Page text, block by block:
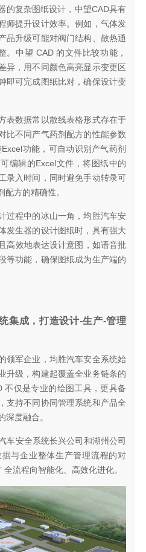
的复杂图纸设计，中望CAD具有
师提升设计效率。例如，气体发
品升级可能对阀门结构、散热通
。中望 CAD 的文件比较功能，
异，用不同颜色高亮显示变更区
即可完成图纸比对，确保设计变
表数据常以散线表格形式存在于
比不同产气药剂配方的性能参数
功能，可自动识别产气药剂
编辑的Excel文件，将图纸中的
录入时间，同时避免手动转录可
方的精确性。
过程中的冰山一角，均胜汽车安
发生器的设计图纸时，具有强大
高效地表达设计意图，如语音批
等功能，确保图纸成为生产端的
集成，打造设计-生产-管理
领军企业，均胜汽车安全系统始
升级，构建起覆盖全业务链条的
不仅是专业的绘图工具，更具备
支持不同协同管理系统和产品全
深度融合。
车安全系统长兴公司和湖州公司
与企业整体生产管理流程的对
流程向智能化、高效化进化。